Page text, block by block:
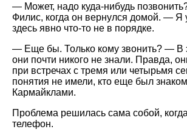
— Может, надо куда-нибудь
Филис, когда он вернулся домой. — Я
здесь явно что-то не в порядке.
— Еще бы. Только кому звонить? — В
они почти никого не знали. Правда,
при встречах с тремя или четырьмя
понятия не имели, кто еще был
Кармайклами.
Проблема решилась сама собой,
телефон.